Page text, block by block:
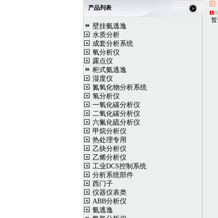
产品列表
壁挂氨逃逸
水质分析
成套分析系统
氧分析仪
露点仪
柜式氨逃逸
湿度仪
氮氧化物分析系统
氢分析仪
一氧化碳分析仪
二氧化碳分析仪
六氟化硫分析仪
甲烷分析仪
热处理专用
乙炔分析仪
乙烯分析仪
工业DCS控制系统
分析系统部件
西门子
仪器仪表类
ABB分析仪
氨逃逸
暂